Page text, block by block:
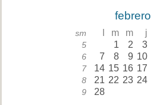
febrero
sm m m j
5 1 2 3
6 7 8 9 10
7 14 15 16 17
8 21 22 23 24
9 28